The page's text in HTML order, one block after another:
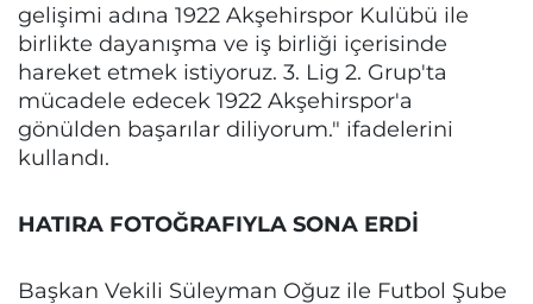
gelişimi adına 1922 Akşehirspor Kulübü ile
birlikte dayanışma ve iş birliği içerisinde
hareket etmek istiyoruz. 3. Lig 2. Grup'ta
mücadele edecek 1922 Akşehirspor'a
gönülden başarılar diliyorum." ifadelerini
kullandı.
HATIRA FOTOĞRAFIYLA SONA ERDİ
Başkan Vekili Süleyman Oğuz ile Futbol Şube